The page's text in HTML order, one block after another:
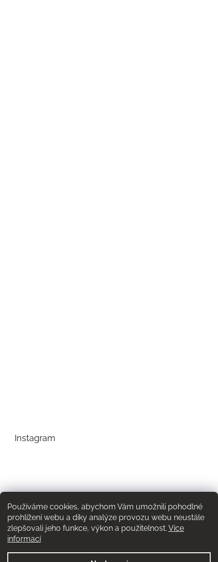
Používáme cookies, abychom Vám umožnili pohodlné
prohlížení webu a díky analýze provozu webu neustále
zlepšovali jeho funkce, výkon a použitelnost. Více
informací
Instagram